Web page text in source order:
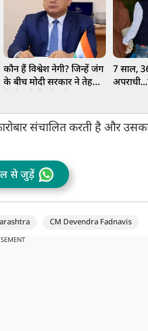
कौन हैं विश्वेश नेगी? जिन्हें जंग
के बीच मोदी सरकार ने तेहरान
7 साल,
संपत्ति
संचालित करती है और
से जुड़ें
CM Devendra Fadnavis